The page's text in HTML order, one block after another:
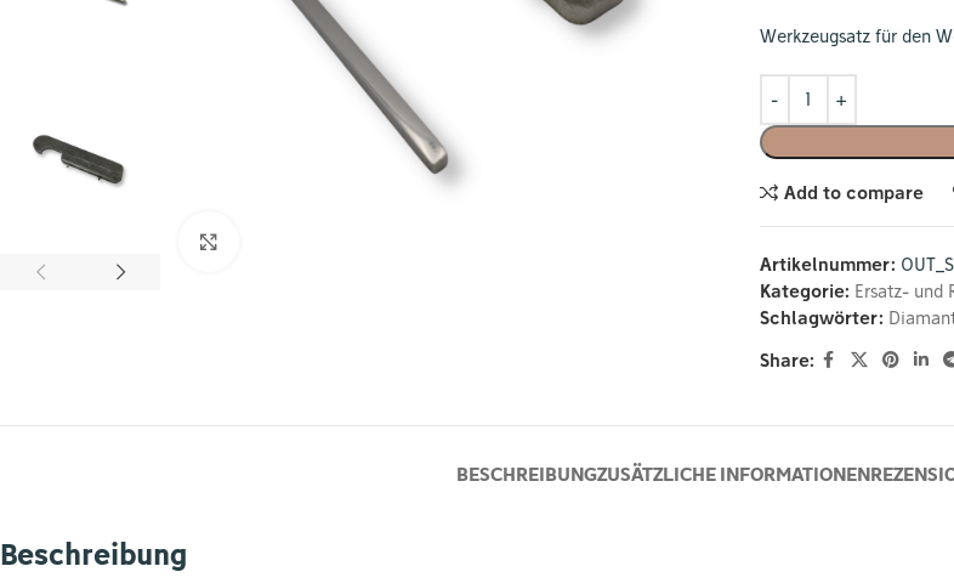
Werkzeugsatz für den
Add to compare
Artikelnummer:
Kategorie: Ersatz- und
Schlagwörter:
Share:
BESCHREIBUNGZUSÄTZLICHE INFORMATIONEN
Beschreibung